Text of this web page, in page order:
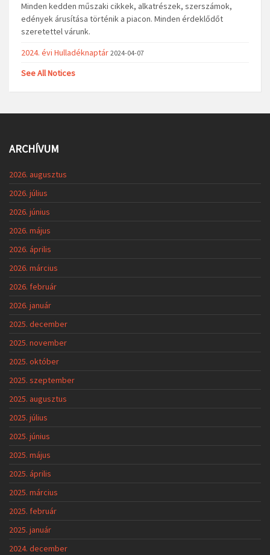
Minden kedden műszaki cikkek, alkatrészek, szerszámok,
edények árusítása történik a piacon. Minden érdeklődőt
szeretettel várunk.
2024. évi Hulladéknaptár 2024-04-07
See All Notices
ARCHÍVUM
2026. augusztus
2026. július
2026. június
2026. május
2026. április
2026. március
2026. február
2026. január
2025. december
2025. november
2025. október
2025. szeptember
2025. augusztus
2025. július
2025. június
2025. május
2025. április
2025. március
2025. február
2025. január
2024. december